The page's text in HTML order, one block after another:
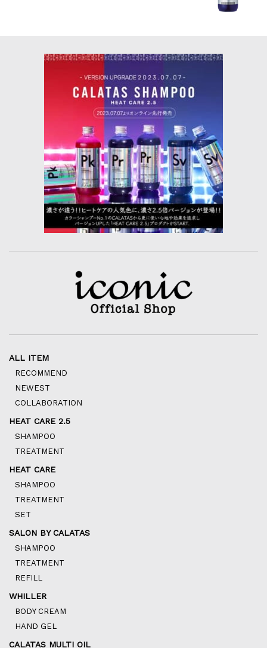
ALL ITEM
RECOMMEND
NEWEST
COLLABORATION
HEAT CARE 2.5
SHAMPOO
TREATMENT
HEAT CARE
SHAMPOO
TREATMENT
SET
SALON BY CALATAS
SHAMPOO
TREATMENT
REFILL
WHILLER
BODY CREAM
HAND GEL
CALATAS MULTI OIL